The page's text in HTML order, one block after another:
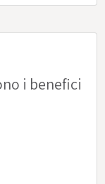
i benefici